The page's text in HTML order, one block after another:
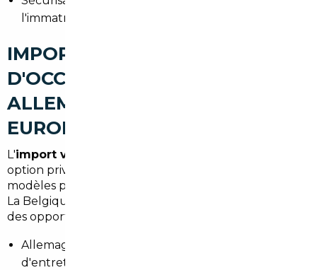
l'immatriculation.
IMPORT DE VOITURES
D'OCCASION À VERNOUILLET :
ALLEMAGNE, BELGIQUE ET
EUROPE
L'import voiture Allemagne Vernouillet
option privilégiée pour les acheteurs cherchant des
modèles premium ou bien équipés à tarifs attractifs.
La Belgique et d'autres pays d'Europe offrent aussi
des opportunités :
Allemagne : large choix de véhicules récents et
d'entretien suivi.